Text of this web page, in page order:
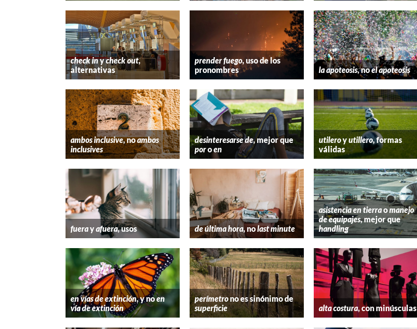
check inycheck out,
alternativas
prender fuego, uso de los
pronombres
la apoteosis, noel apoteosis
ambos inclusive, noambos
inclusives
desinteresarse de, mejor que
poroen
utileroyutillero, formas
válidas
fuerayafuera, usos de última hora, nolast minute
asistencia en tierraomanejo
de equipajes, mejor que
handling
en vías de extinción, y noen
vía de extinción
perímetrono es sinónimo de
superficie
alta costura, con minúsculas